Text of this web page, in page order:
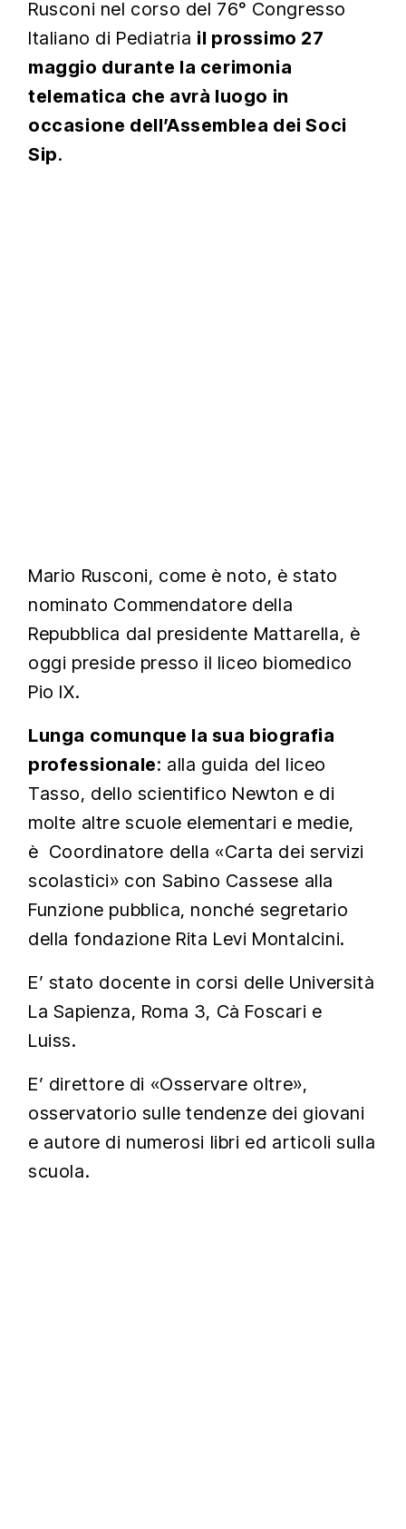
Rusconi nel corso del 76° Congresso
Italiano di Pediatria il prossimo 27
maggio durante la cerimonia
telematica che avrà luogo in
occasione dell’Assemblea dei Soci
Sip.
Mario Rusconi, come è noto, è stato
nominato Commendatore della
Repubblica dal presidente Mattarella, è
oggi preside presso il liceo biomedico
Pio IX.
Lunga comunque la sua biografia
professionale: alla guida del liceo
Tasso, dello scientifico Newton e di
molte altre scuole elementari e medie,
è Coordinatore della «Carta dei servizi
scolastici» con Sabino Cassese alla
Funzione pubblica, nonché segretario
della fondazione Rita Levi Montalcini.
E’ stato docente in corsi delle Università
La Sapienza, Roma 3, Cà Foscari e
Luiss.
E’ direttore di «Osservare oltre»,
osservatorio sulle tendenze dei giovani
e autore di numerosi libri ed articoli sulla
scuola.